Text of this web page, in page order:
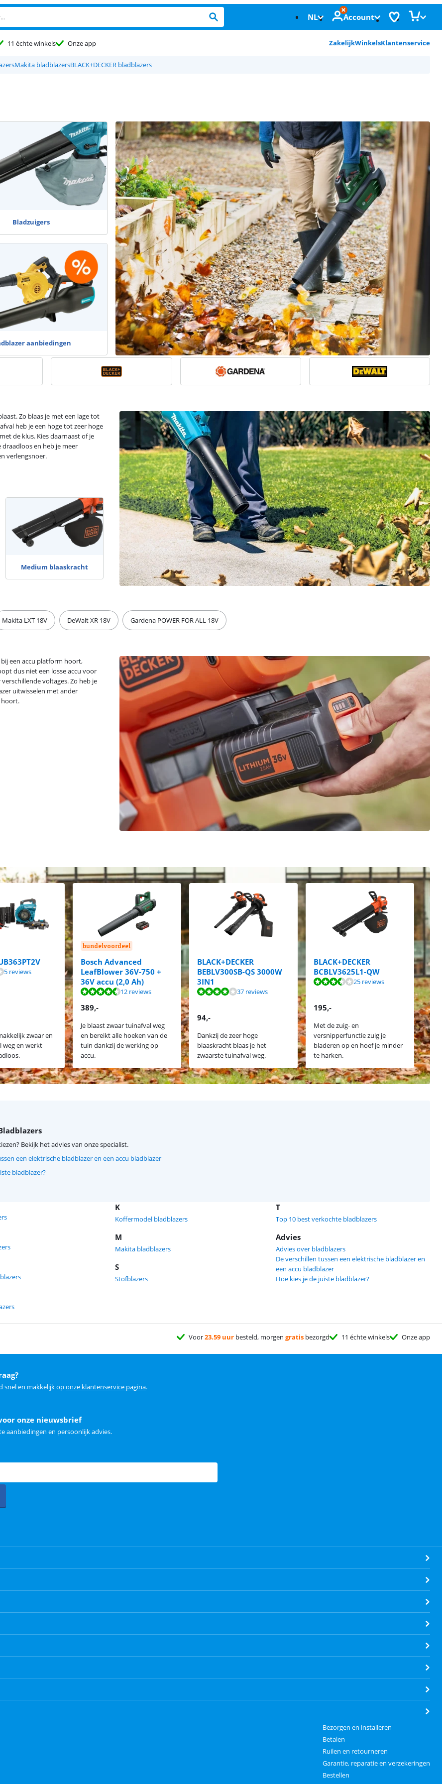
NL Account
11 échte winkels Onze app ZakelijkWinkelsKlantenservice
Makita bladblazersBLACK+DECKER bladblazers
Bladzuigers
aanbiedingen
Zo blaas je met een lage tot
heb je een hoge tot zeer hoge
de klus. Kies daarnaast of je
draadloos en heb je meer
verlengsnoer.
Medium blaaskracht
Alle bladblazers
Makita LXT 18V DeWalt XR 18V Gardena POWER FOR ALL 18V
bij een accu platform hoort,
dus niet een losse accu voor
voltages. Zo heb je
uitwisselen met ander
hoort.
van de 10, gebaseerd op 5 reviews.
5 reviews
zwaar en
weg en werkt
bundelvoordeel
Bosch Advanced
LeafBlower 36V-750 +
36V accu (2,0 Ah)
van de 10, gebaseerd op 12 reviews. 12 reviews
389,-
Je blaast zwaar tuinafval weg
en bereikt alle hoeken van de
tuin dankzij de werking op
accu.
BLACK+DECKER
BEBLV300SB-QS 3000W
3IN1
van de 10, gebaseerd op 37 reviews. 37 reviews
94,-
Dankzij de zeer hoge
blaaskracht blaas je het
zwaarste tuinafval weg.
BLACK+DECKER
BCBLV3625L1-QW
van de 10, gebaseerd op 25 reviews. 25 reviews
195,-
Met de zuig- en
versnipperfunctie zuig je
bladeren op en hoef je minder
te harken.
van de 10, gebaseerd op 31 reviews.
van de 10, gebaseerd op 7 reviews.
Bekijk het advies van onze specialist.
een elektrische bladblazer en een accu bladblazer
bladblazer?
K
Koffermodel bladblazers
M
Makita bladblazers
S
Stofblazers
T
Top 10 best verkochte bladblazers
Advies
Advies over bladblazers
De verschillen tussen een elektrische bladblazer en
een accu bladblazer
Hoe kies je de juiste bladblazer?
Voor23.59 uur besteld, morgen gratis bezorgd 11 échte winkels Onze app
snel en makkelijk oponze klantenservice pagina.
onze nieuwsbrief
aanbiedingen en persoonlijk advies.
Bezorgen en installeren
Betalen
Ruilen en retourneren
Garantie, reparatie en verzekeringen
Bestellen